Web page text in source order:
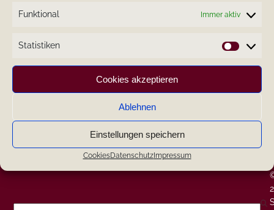
Funktional Immer aktiv
Statistiken
Cookies akzeptieren
Ablehnen
Einstellungen speichern
CookiesDatenschutzImpressum
Herzlichst
Deine Sabina-Seraphina